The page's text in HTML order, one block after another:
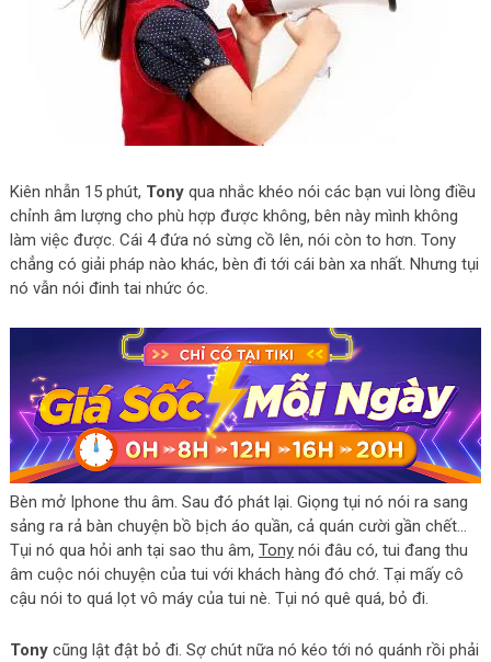
Kiên nhẫn 15 phút, Tonyqua nhắc khéo nói các bạn vui lòng điều
chỉnh âm lượng cho phù hợp được không, bên này mình không
làm việc được. Cái 4 đứa nó sừng cồ lên, nói còn to hơn. Tony
chẳng có giải pháp nào khác, bèn đi tới cái bàn xa nhất. Nhưng tụi
nó vẫn nói đinh tai nhức óc.
Bèn mở Iphone thu âm. Sau đó phát lại. Giọng tụi nó nói ra sang
sảng ra rả bàn chuyện bồ bịch áo quần, cả quán cười gần chết…
Tụi nó qua hỏi anh tại sao thu âm, Tonynói đâu có, tui đang thu
âm cuộc nói chuyện của tui với khách hàng đó chớ. Tại mấy cô
cậu nói to quá lọt vô máy của tui nè. Tụi nó quê quá, bỏ đi.
Tonycũng lật đật bỏ đi. Sợ chút nữa nó kéo tới nó quánh rồi phải